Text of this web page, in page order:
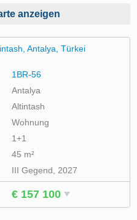
anzeigen
Antalya, Türkei
1BR-56
Antalya
Altintash
Wohnung
1+1
45 m²
III Gegend, 2027
€ 157 100